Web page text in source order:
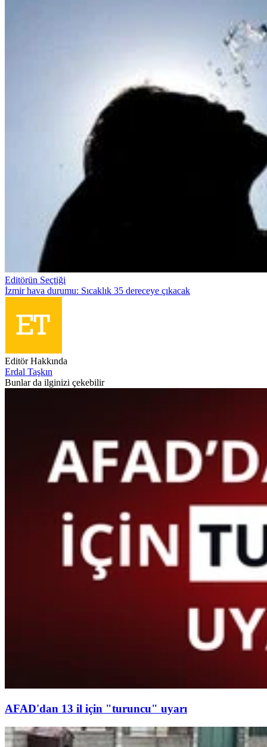
Editörün Seçtiği
İzmir hava durumu: Sıcaklık 35 dereceye çıkacak
Editör Hakkında
Erdal Taşkın
Bunlar da ilginizi çekebilir
AFAD'dan 13 il için "turuncu" uyarı